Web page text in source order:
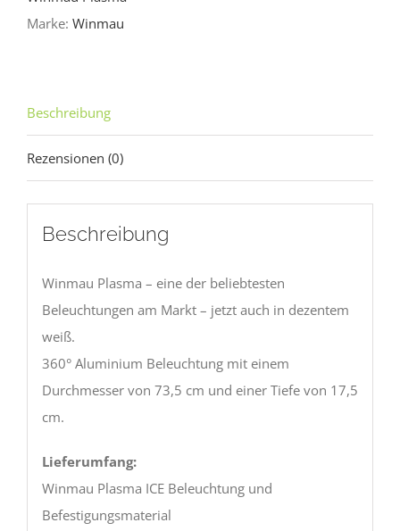
Bundle
Marke: Winmau
Beschreibung
Rezensionen (0)
Beschreibung
Winmau Plasma – eine der beliebtesten
Beleuchtungen am Markt – jetzt auch in dezentem
weiß.
360° Aluminium Beleuchtung mit einem
Durchmesser von 73,5 cm und einer Tiefe von 17,5
cm.
Lieferumfang:
Winmau Plasma ICE Beleuchtung und
Befestigungsmaterial